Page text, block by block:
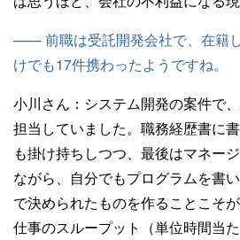
—— 前職は受託開発会社で、在籍
けでも17件携わったようですね。
小川さん： システム開発の案件で
担当していました。職務経歴書に
も掛け持ちしつつ、最後はマネー
ながら、自分でもプログラムを書
で決められたものを作ることこそ
仕事のスループット（単位時間当